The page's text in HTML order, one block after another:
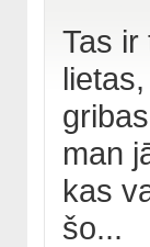
Tas ir
man
kas
šo...